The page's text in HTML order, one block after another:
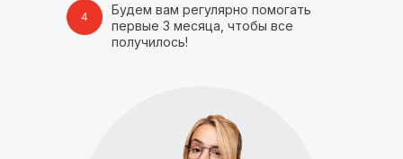
Будем вам регулярно помогать
первые 3 месяца, чтобы все
получилось!